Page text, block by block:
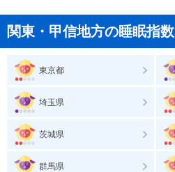
関東・甲信地方の睡眠指数
東京都
埼玉県
茨城県
群馬県